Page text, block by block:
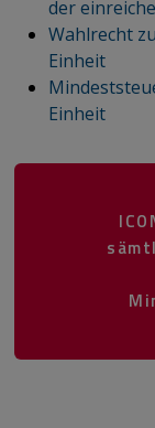
der
Wahlrecht
Einheit
Einheit